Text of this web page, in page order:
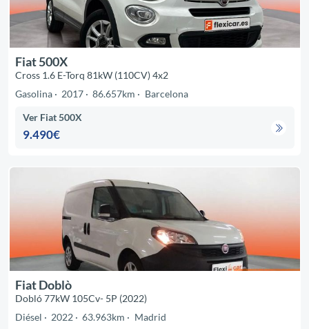
Fiat 500X
Cross 1.6 E-Torq 81kW (110CV) 4x2
Gasolina
2017 86.657km Barcelona
Ver Fiat 500X
9.490€
Fiat Doblò
Dobló 77kW 105Cv- 5P (2022)
Diésel
2022 63.963km Madrid